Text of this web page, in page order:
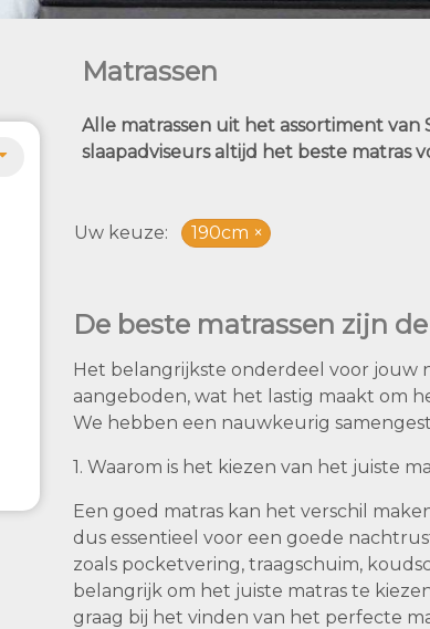
Matrassen
Alle matrassen uit het assortiment
slaapadviseurs altijd het beste matras
Uw keuze 190cm
De beste matrassen zijn
Het belangrijkste onderdeel voor jouw
aangeboden, wat het lastig maakt om
We hebben een nauwkeurig
1. Waarom is het kiezen van het juiste
Een goed matras kan het verschil
dus essentieel voor een goede
zoals pocketvering, traagschuim,
belangrijk om het juiste matras te
graag bij het vinden van het perfecte